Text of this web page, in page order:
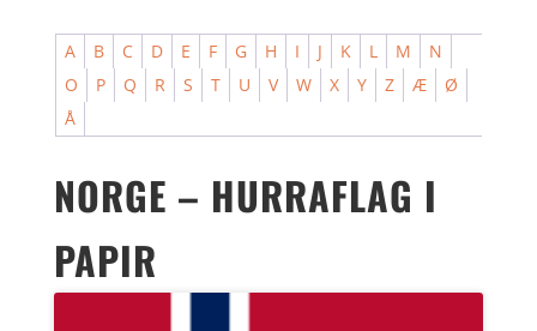
A B C D E F G H I J K L M
N
O
P Q R S T U V W X Y Z Æ
Ø
Å
NORGE – HURRAFLAG I
PAPIR